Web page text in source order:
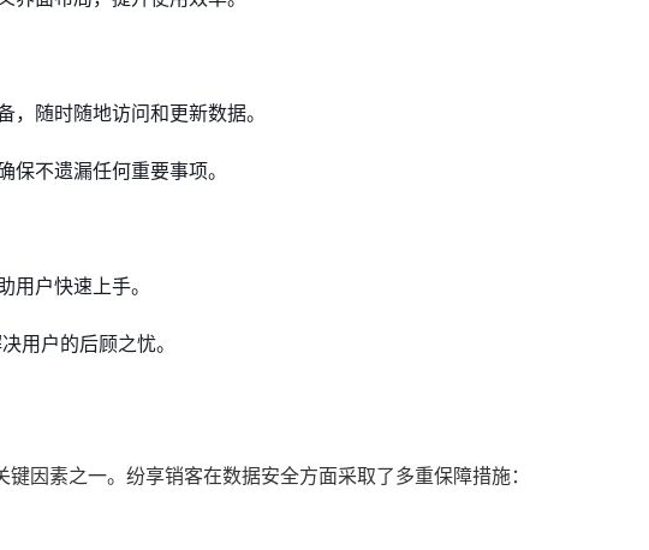
随时随地访问和更新数据。
保不遗漏任何重要事项。
用户快速上手。
用户的后顾之忧。
因素之一。纷享销客在数据安全方面采取了多重保障措施：